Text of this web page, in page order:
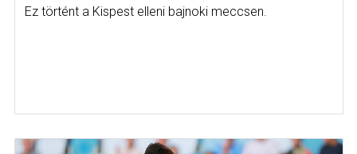
Ez történt a Kispest elleni bajnoki meccsen.